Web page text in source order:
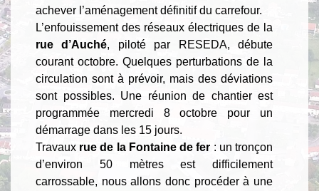
achever l’aménagement définitif du carrefour.
L’enfouissement des réseaux électriques de la
rue d’Auché, piloté par RESEDA, débute
courant octobre. Quelques perturbations de la
circulation sont à prévoir, mais des déviations
sont possibles. Une réunion de chantier est
programmée mercredi 8 octobre pour un
démarrage dans les 15 jours.
Travaux rue de la Fontaine de fer : un tronçon
d’environ 50 mètres est difficilement
carrossable, nous allons donc procéder à une